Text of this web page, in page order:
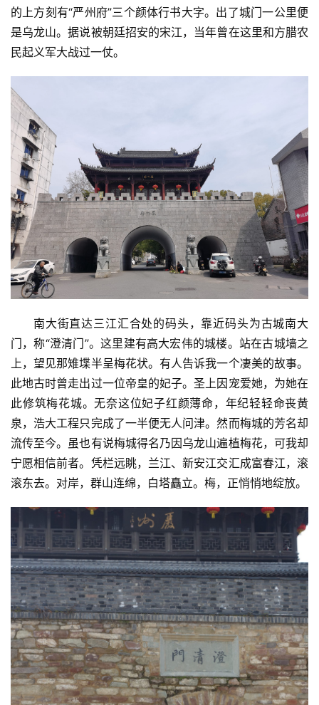
的上方刻有“严州府”三个颜体行书大字。出了城门一公里便
是乌龙山。据说被朝廷招安的宋江，当年曾在这里和方腊农
民起义军大战过一仗。
南大街直达三江汇合处的码头，靠近码头为古城南大
门，称“澄清门”。这里建有高大宏伟的城楼。站在古城墙之
上，望见那雉堞半呈梅花状。有人告诉我一个凄美的故事。
此地古时曾走出过一位帝皇的妃子。圣上因宠爱她，为她在
此修筑梅花城。无奈这位妃子红颜薄命，年纪轻轻命丧黄
泉，浩大工程只完成了一半便无人问津。然而梅城的芳名却
流传至今。虽也有说梅城得名乃因乌龙山遍植梅花，可我却
宁愿相信前者。凭栏远眺，兰江、新安江交汇成富春江，滚
滚东去。对岸，群山连绵，白塔矗立。梅，正悄悄地绽放。